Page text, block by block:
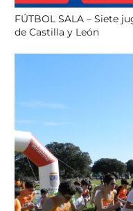
FÚTBOL SALA – Siete
de Castilla y León